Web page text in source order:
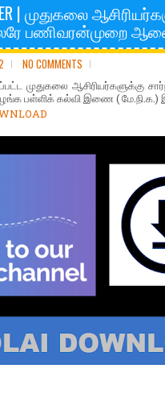
| முதுகலை
பணிவரன்முறை
NO COMMENTS
முதுகலை ஆசிரியர்களுக்கு
பள்ளிக் கல்வி இணை ( மே.நி.க.)